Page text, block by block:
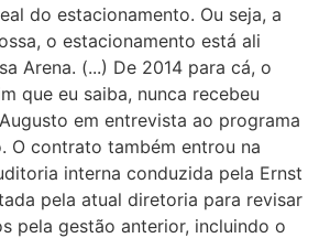
do estacionamento. Ou seja, a
o estacionamento está ali
Arena. (...) De 2014 para cá, o
que eu saiba, nunca recebeu
em entrevista ao programa
O contrato também entrou na
interna conduzida pela Ernst
pela atual diretoria para revisar
pela gestão anterior, incluindo o